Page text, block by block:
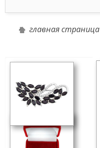
главная страница